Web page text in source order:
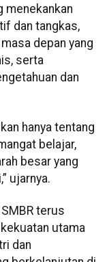
menekankan
dan tangkas,
depan yang
serta
dan
hanya tentang
belajar,
besar yang
ujarnya.
terus
utama
dan